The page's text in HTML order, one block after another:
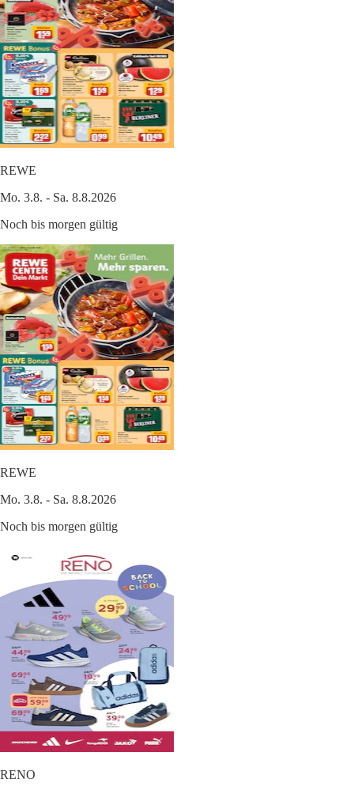
REWE
Mo. 3.8. - Sa. 8.8.2026
Noch bis morgen gültig
REWE
Mo. 3.8. - Sa. 8.8.2026
Noch bis morgen gültig
RENO